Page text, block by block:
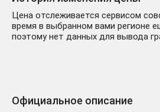
Цена отслеживается сервисом
время в выбранном вами регионе
поэтому нет данных для вывода
Официальное описание